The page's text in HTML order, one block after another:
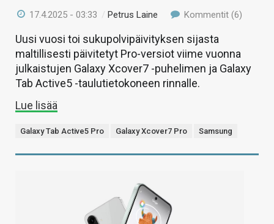
17.4.2025 - 03:33 /Petrus Laine Kommentit (6)
Uusi vuosi toi sukupolvipäivityksen sijasta
maltillisesti päivitetyt Pro-versiot viime vuonna
julkaistujen Galaxy Xcover7 -puhelimen ja Galaxy
Tab Active5 -taulutietokoneen rinnalle.
Lue lisää
Galaxy Tab Active5 Pro Galaxy Xcover7 Pro Samsung